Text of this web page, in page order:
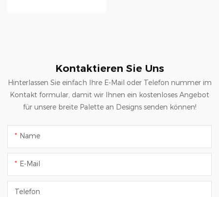
Kontaktieren Sie Uns
Hinterlassen Sie einfach Ihre E-Mail oder Telefon nummer im
Kontakt formular, damit wir Ihnen ein kostenloses Angebot
für unsere breite Palette an Designs senden können!
Name
E-Mail
Telefon